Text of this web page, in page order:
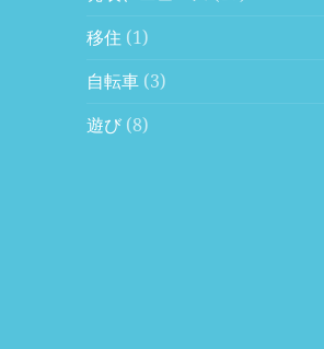
移住 (1)
自転車 (3)
遊び (8)